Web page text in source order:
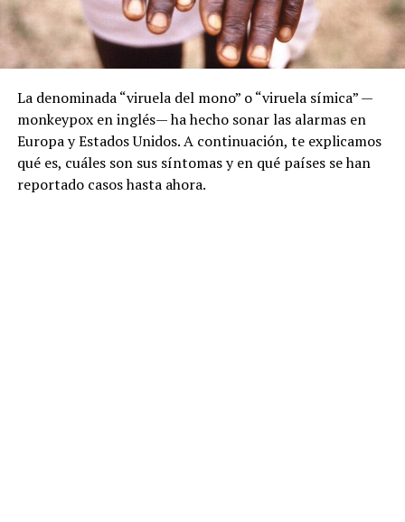
La denominada “viruela del mono” o “viruela símica” —
monkeypox en inglés— ha hecho sonar las alarmas en
Europa y Estados Unidos. A continuación, te explicamos
qué es, cuáles son sus síntomas y en qué países se han
reportado casos hasta ahora.